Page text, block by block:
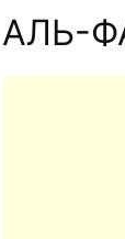
АЛЬ-